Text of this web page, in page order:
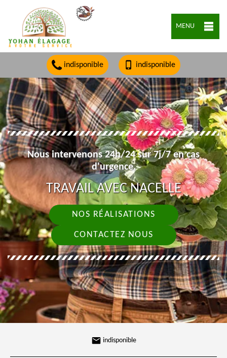
MENU
indisponible indisponible
Nous intervenons 24h/24 sur 7j/7 en cas
d'urgence.
TRAVAIL AVEC NACELLE
NOS RÉALISATIONS
CONTACTEZ NOUS
indisponible